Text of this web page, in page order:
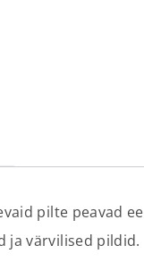
pilte peavad
ja värvilised pildid.